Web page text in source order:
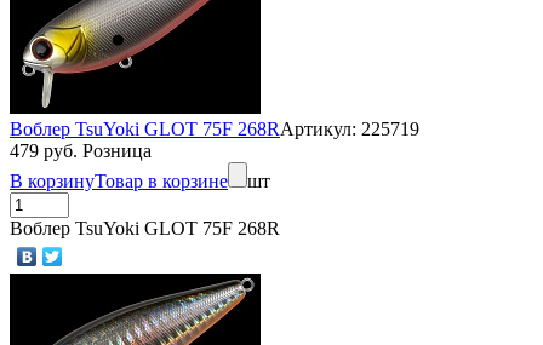
Воблер TsuYoki GLOT 75F 268RАртикул: 225719
479 руб. Розница
В корзинуТовар в корзине шт
Воблер TsuYoki GLOT 75F 268R